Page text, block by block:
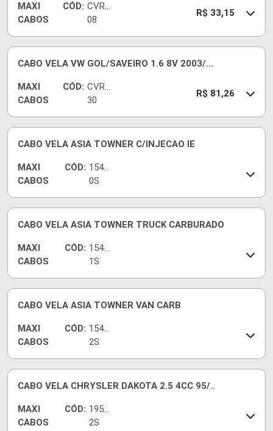
MAXI
CABOS
CÓD: CVRV
08
R$ 33,15
CABO VELA VW GOL/SAVEIRO 1.6 8V 2003/...
MAXI
CABOS
CÓD: CVRV
30
R$ 81,26
CABO VELA ASIA TOWNER C/INJECAO IE
MAXI
CABOS
CÓD: 1547
0S
CABO VELA ASIA TOWNER TRUCK CARBURADO
MAXI
CABOS
CÓD: 1547
1S
CABO VELA ASIA TOWNER VAN CARB
MAXI
CABOS
CÓD: 1545
2S
CABO VELA CHRYSLER DAKOTA 2.5 4CC 95/..
MAXI
CABOS
CÓD: 1953
2S